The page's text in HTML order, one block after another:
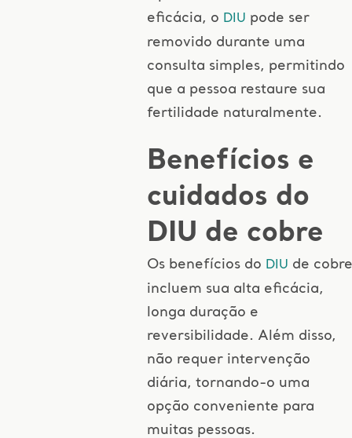
eficácia, o DIU pode ser
removido durante uma
consulta simples, permitindo
que a pessoa restaure sua
fertilidade naturalmente.
Benefícios e
cuidados do
DIU de cobre
Os benefícios do DIU de cobre
incluem sua alta eficácia,
longa duração e
reversibilidade. Além disso,
não requer intervenção
diária, tornando-o uma
opção conveniente para
muitas pessoas.